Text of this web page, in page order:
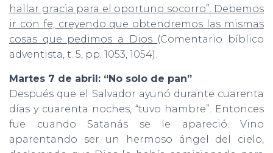
hallar gracia para el oportuno socorro”. Debemos
ir con fe, creyendo que obtendremos las mismas
cosas que pedimos a Dios (Comentario bíblico
adventista, t. 5, pp. 1053, 1054).
Martes 7 de abril: “No solo de pan”
Después que el Salvador ayunó durante cuarenta
días y cuarenta noches, “tuvo hambre”. Entonces
fue cuando Satanás se le apareció. Vino
aparentando ser un hermoso ángel del cielo,